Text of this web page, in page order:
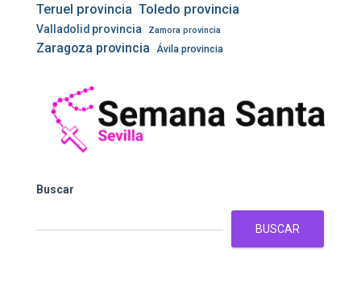
Teruel provincia Toledo provincia
Valladolid provincia Zamora provincia
Zaragoza provincia Ávila provincia
Buscar
BUSCAR